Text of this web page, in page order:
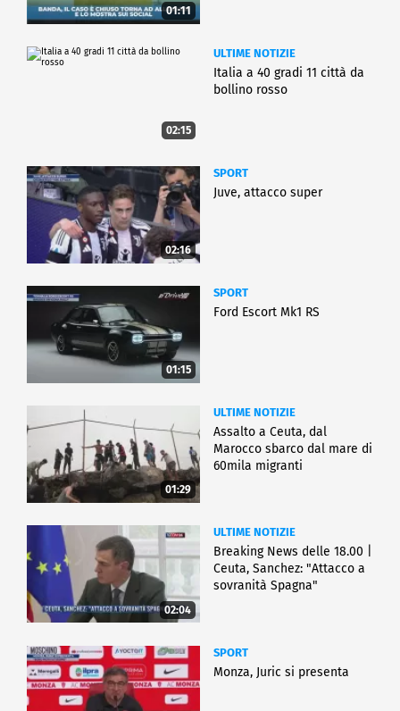
01:11
02:15
ULTIME NOTIZIE
Italia a 40 gradi 11 città da
bollino rosso
02:16
SPORT
Juve, attacco super
01:15
SPORT
Ford Escort Mk1 RS
01:29
ULTIME NOTIZIE
Assalto a Ceuta, dal
Marocco sbarco dal mare di
60mila migranti
02:04
ULTIME NOTIZIE
Breaking News delle 18.00 |
Ceuta, Sanchez: "Attacco a
sovranità Spagna"
SPORT
Monza, Juric si presenta